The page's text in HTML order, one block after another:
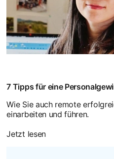
7 Tipps für eine
Wie Sie auch remote
einarbeiten und führen.
Jetzt lesen